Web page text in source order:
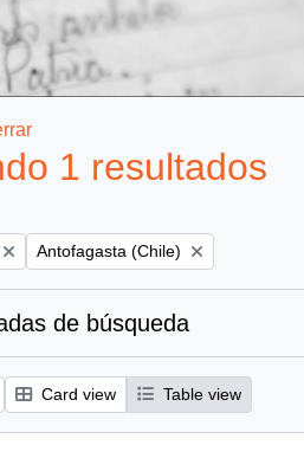
1 resultados
Remove filter:
Antofagasta (Chile)
de búsqueda
Card view Table view